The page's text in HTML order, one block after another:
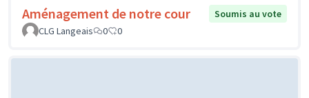
Aménagement de notre cour
Soumis au vote
CLG Langeais
0 0